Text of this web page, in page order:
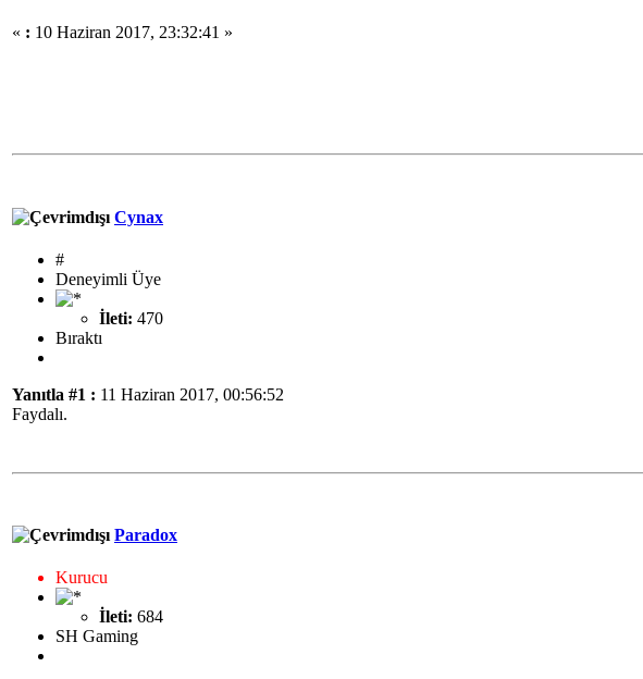
« : 10 Haziran 2017, 23:32:41 »
Cynax
#
Deneyimli Üye
İleti: 470
Bıraktı
Yanıtla #1 : 11 Haziran 2017, 00:56:52
Faydalı.
Paradox
Kurucu
İleti: 684
SH Gaming